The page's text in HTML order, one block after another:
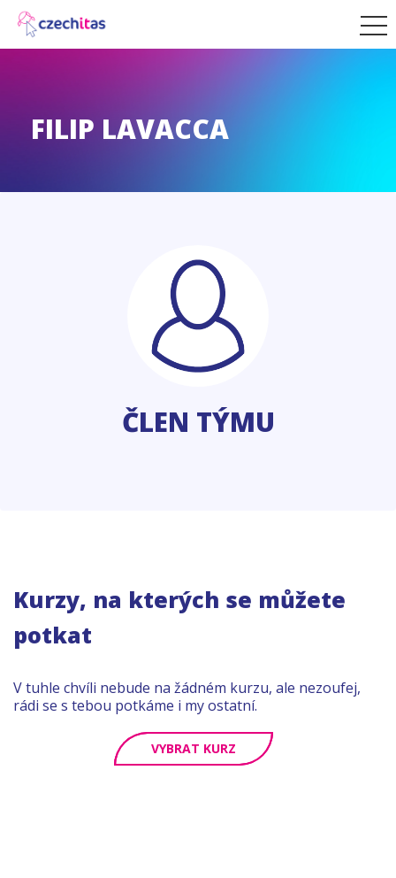
FILIP LAVACCA
ČLEN TÝMU
Kurzy, na kterých se můžete
potkat
V tuhle chvíli nebude na žádném kurzu, ale nezoufej,
rádi se s tebou potkáme i my ostatní.
VYBRAT KURZ